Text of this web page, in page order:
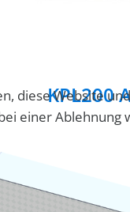
KPL200
diese Website
einer